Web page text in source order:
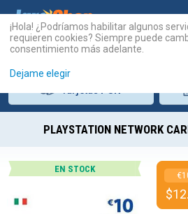
PLAYSTATION NETWORK
EN STOCK
$
¡Hola! ¿Podríamos habilitar algunos
requieren cookies? Siempre puede
consentimiento más adelante.
Dejame elegir